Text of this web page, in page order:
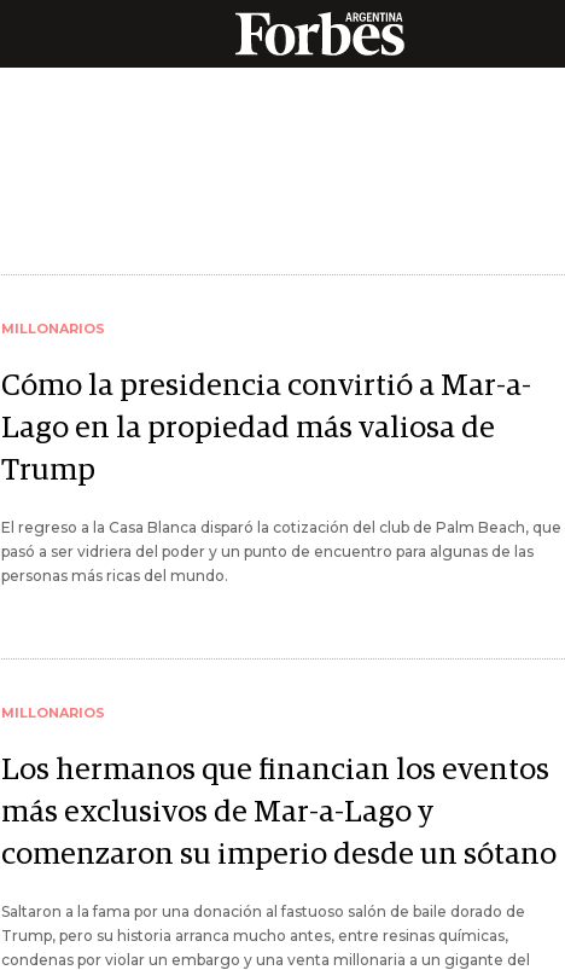
MILLONARIOS
Cómo la presidencia convirtió a Mar-a-
Lago en la propiedad más valiosa de
Trump
El regreso a la Casa Blanca disparó la cotización del club de Palm Beach, que
pasó a ser vidriera del poder y un punto de encuentro para algunas de las
personas más ricas del mundo.
MILLONARIOS
Los hermanos que financian los eventos
más exclusivos de Mar-a-Lago y
comenzaron su imperio desde un sótano
Saltaron a la fama por una donación al fastuoso salón de baile dorado de
Trump, pero su historia arranca mucho antes, entre resinas químicas,
condenas por violar un embargo y una venta millonaria a un gigante del